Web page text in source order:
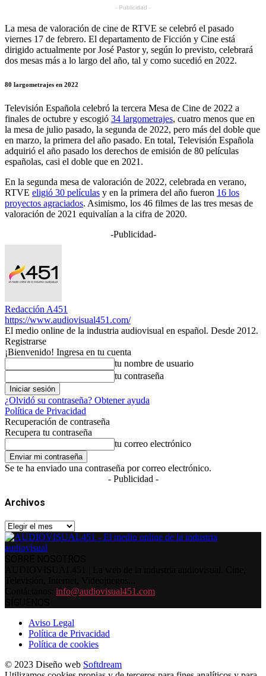
- Publicidad -
La mesa de valoración de cine de RTVE se celebró el pasado
viernes 17 de febrero. El departamento de Ficción y Cine está
dirigido actualmente por José Pastor y, según lo previsto, celebrará
dos mesas más a lo largo del año, tal y como sucedió en 2022.
80 largometrajes en 2022
Televisión Española celebró la tercera Mesa de Cine de 2022 a
finales de octubre y escogió 34 largometrajes, cuatro menos que en
la mesa de julio pasado, la segunda de 2022, pero más del doble que
en marzo, la primera del año pasado. En total, Televisión Española
adquirió el año pasado los derechos de emisión de 80 películas
españolas, casi el doble que en 2021.
En la segunda mesa de valoración de 2022, celebrada en verano,
RTVE eligió 30 películas y en la primera del año fueron 16 los
proyectos agraciados. Asimismo, los 46 filmes de las tres mesas de
valoración de 2021 equivalían a la cifra de 2020.
-Publicidad-
Redacción A451
https://www.audiovisual451.com/
El medio online de la industria audiovisual en español. Desde 2012.
Registrarse
¡Bienvenido! Ingresa en tu cuenta
tu nombre de usuario
tu contraseña
¿Olvidó su contraseña? Obtener ayuda
Política de Privacidad
Recuperación de contraseña
Recupera tu contraseña
tu correo electrónico
Se te ha enviado una contraseña por correo electrónico.
- Publicidad -
Archivos
Archivos
info@audiovisual451.com
Aviso Legal
Política de Privacidad
Política de cookies
© 2023 Diseño web Softdream